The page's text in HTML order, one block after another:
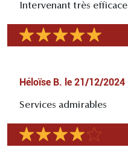
Intervenant très efficace
Héloïse B. le 21/12/2024
Services admirables